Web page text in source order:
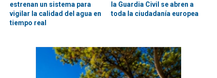
estrenan un sistema para
vigilar la calidad del agua en
tiempo real
la Guardia Civil se abren a
toda la ciudadanía europea